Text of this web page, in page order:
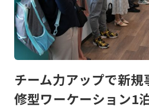
チーム力アップで新
修型ワーケーション1